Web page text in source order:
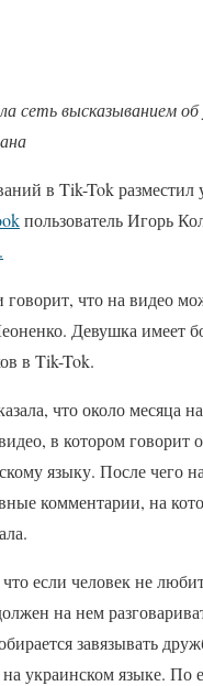
сеть высказыванием об
в Tik-Tok разместил
пользователь Игорь
что на видео
Девушка имеет
в Tik-Tok.
что около месяца
в котором говорит
языку. После чего
комментарии, на
если человек не
на нем
завязывать
украинском языке. По